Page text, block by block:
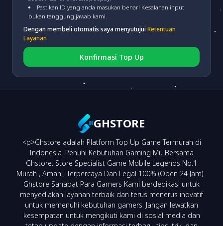
NEO VA(fee 3.000)
Pastikan ID yang anda masukan benar! Kesalahan input
bukan tanggung jawab kami.
Dengan membeli otomatis saya menyutujui Ketentuan
Layanan
Konfirmasi Top Up
GHSTORE
<p>Ghstore adalah Platform Top Up Game Termurah di
Indonesia. Penuhi Kebutuhan Gaming Mu Bersama
Ghstore. Store Specialist Game Mobile Legends No.1
Murah , Aman , Terpercaya Dan Legal 100% (Open 24 Jam) .
Ghstore Sahabat Para Gamers Kami berdedikasi untuk
menyediakan layanan terbaik dan terus menerus inovatif
untuk memenuhi kebutuhan gamers. Jangan lewatkan
kesempatan untuk mengikuti kami di sosial media dan